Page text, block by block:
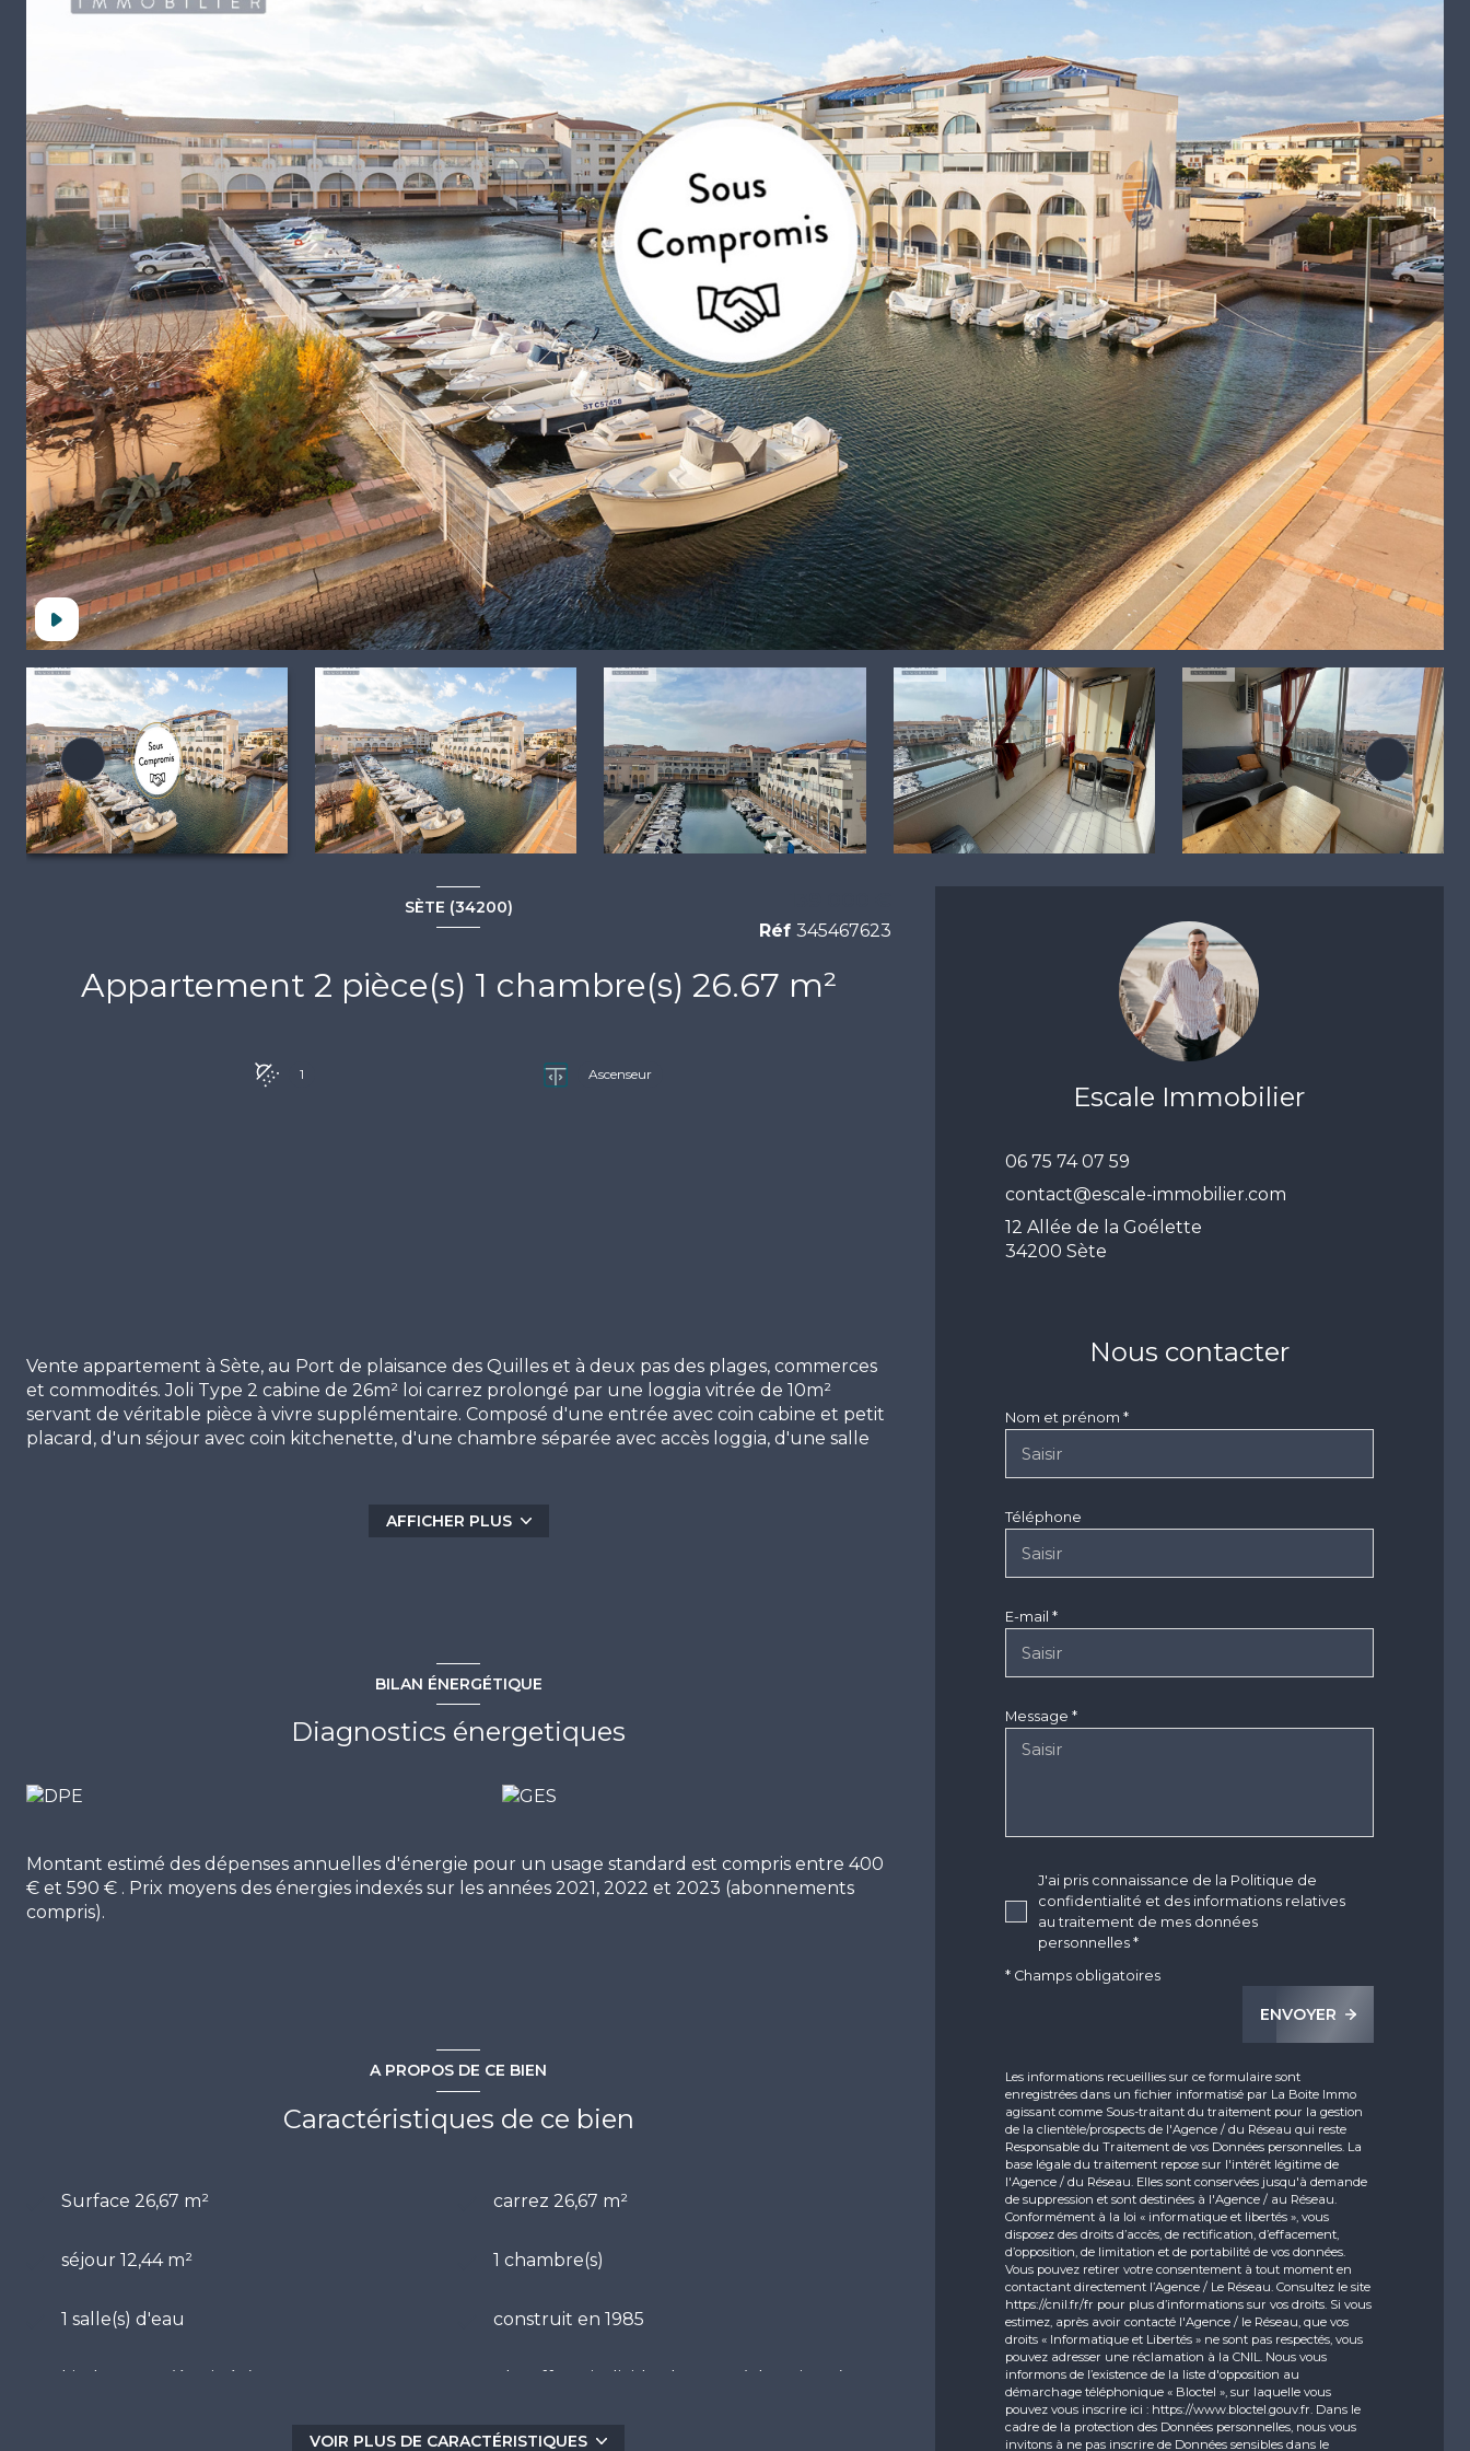
SÈTE (34200)
Appartement 2 pièce(s) 1 chambre(s) 26.67 m²
1 Ascenseur
Réf 345467623
Vente appartement à Sète, au Port de plaisance des Quilles et à deux pas des plages, commerces
et commodités. Joli Type 2 cabine de 26m² loi carrez prolongé par une loggia vitrée de 10m²
servant de véritable pièce à vivre supplémentaire. Composé d'une entrée avec coin cabine et petit
placard, d'un séjour avec coin kitchenette, d'une chambre séparée avec accès loggia, d'une salle
Clim réversible. Gardien. Ascenseur. WC séparé... IDEAL PIED A TERRE OU INVESTISSEMENT
AFFICHER PLUS
BILAN ÉNERGÉTIQUE
Diagnostics énergetiques
Montant estimé des dépenses annuelles d'énergie pour un usage standard est compris entre 400
€ et 590 € . Prix moyens des énergies indexés sur les années 2021, 2022 et 2023 (abonnements
compris).
A PROPOS DE CE BIEN
Caractéristiques de ce bien
Surface 26,67 m² carrez 26,67 m²
séjour 12,44 m² 1 chambre(s)
1 salle(s) d'eau construit en 1985
kitchenette (équipée) Chauffage individuel : autre (electrique)
4ème étage
VOIR PLUS DE CARACTÉRISTIQUES
Escale Immobilier
06 75 74 07 59
contact@escale-immobilier.com
12 Allée de la Goélette
34200 Sète
Nous contacter
Nom et prénom *
Téléphone
E-mail *
Message *
J'ai pris connaissance de la Politique de
confidentialité et des informations relatives
au traitement de mes données
personnelles *
* Champs obligatoires
ENVOYER
Les informations recueillies sur ce formulaire sont
enregistrées dans un fichier informatisé par La Boite Immo
agissant comme Sous-traitant du traitement pour la gestion
de la clientèle/prospects de l'Agence / du Réseau qui reste
Responsable du Traitement de vos Données personnelles. La
base légale du traitement repose sur l'intérêt légitime de
l'Agence / du Réseau. Elles sont conservées jusqu'à demande
de suppression et sont destinées à l'Agence / au Réseau.
Conformément à la loi « informatique et libertés », vous
disposez des droits d’accès, de rectification, d’effacement,
d’opposition, de limitation et de portabilité de vos données.
Vous pouvez retirer votre consentement à tout moment en
contactant directement l’Agence / Le Réseau. Consultez le site
https://cnil.fr/fr pour plus d’informations sur vos droits. Si vous
estimez, après avoir contacté l'Agence / le Réseau, que vos
droits « Informatique et Libertés » ne sont pas respectés, vous
pouvez adresser une réclamation à la CNIL. Nous vous
informons de l’existence de la liste d'opposition au
démarchage téléphonique « Bloctel », sur laquelle vous
pouvez vous inscrire ici : https://www.bloctel.gouv.fr . Dans le
cadre de la protection des Données personnelles, nous vous
invitons à ne pas inscrire de Données sensibles dans le